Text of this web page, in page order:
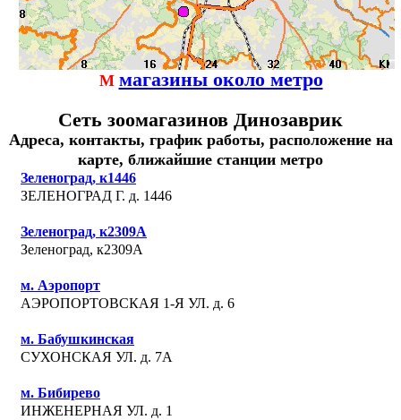
М магазины около метро
Сеть зоомагазинов Динозаврик
Адреса, контакты, график работы, расположение на
карте, ближайшие станции метро
Зеленоград, к1446
ЗЕЛЕНОГРАД Г. д. 1446
Зеленоград, к2309А
Зеленоград, к2309А
м. Аэропорт
АЭРОПОРТОВСКАЯ 1-Я УЛ. д. 6
м. Бабушкинская
СУХОНСКАЯ УЛ. д. 7А
м. Бибирево
ИНЖЕНЕРНАЯ УЛ. д. 1